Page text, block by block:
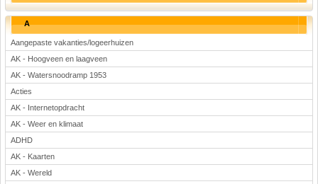
A
Aangepaste vakanties/logeerhuizen
AK - Hoogveen en laagveen
AK - Watersnoodramp 1953
Acties
AK - Internetopdracht
AK - Weer en klimaat
ADHD
AK - Kaarten
AK - Wereld